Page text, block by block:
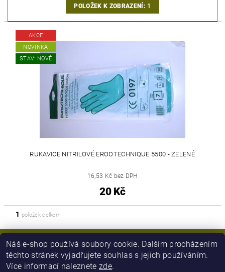
POLOŽEK K ZOBRAZENÍ: 1
AKCE
NOVINKA
STAV: NOVÉ
RUKAVICE NITRILOVÉ EROOTECHNIQUE 5500 - ZELENÉ
16,53 Kč bez DPH
20 Kč
1 položek celkem
Náš e-shop používá soubory cookie. Dalším procházením
těchto stránek vyjadřujete souhlas s jejich používáním.
Více informací naleznetezde.